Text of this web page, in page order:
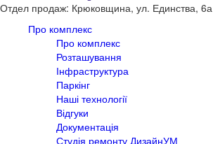
Отдел продаж: Крюковщина, ул. Единства, 6а
Про комплекс
Про комплекс
Розташування
Інфраструктура
Паркінг
Наші технології
Відгуки
Документація
Студія ремонту ДизайнУМ